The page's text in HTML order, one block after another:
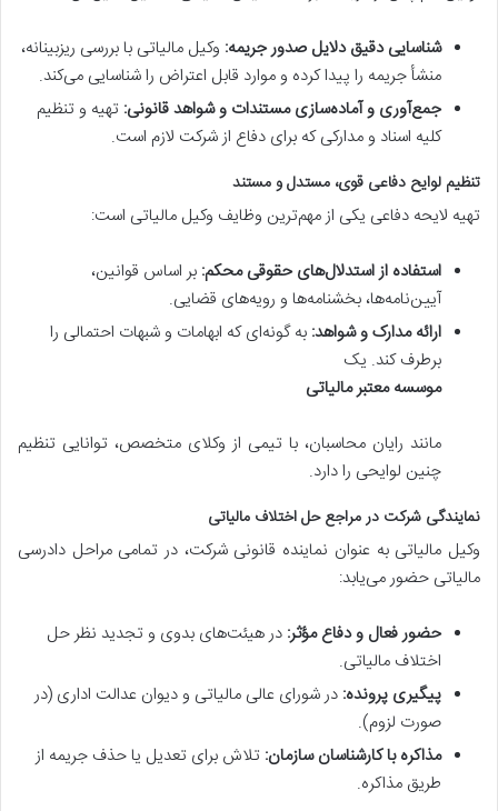
شناسایی دقیق دلایل صدور جریمه: وکیل مالیاتی با بررسی ریزبینانه،
منشأ جریمه را پیدا کرده و موارد قابل اعتراض را شناسایی می‌کند.
جمع‌آوری و آماده‌سازی مستندات و شواهد قانونی: تهیه و تنظیم
کلیه اسناد و مدارکی که برای دفاع از شرکت لازم است.
تنظیم لوایح دفاعی قوی، مستدل و مستند
تهیه لایحه دفاعی یکی از مهم‌ترین وظایف وکیل مالیاتی است:
استفاده از استدلال‌های حقوقی محکم: بر اساس قوانین،
آیین‌نامه‌ها، بخشنامه‌ها و رویه‌های قضایی.
ارائه مدارک و شواهد: به گونه‌ای که ابهامات و شبهات احتمالی را
برطرف کند. یک
موسسه معتبر مالیاتی
مانند رایان محاسبان، با تیمی از وکلای متخصص، توانایی تنظیم
چنین لوایحی را دارد.
نمایندگی شرکت در مراجع حل اختلاف مالیاتی
وکیل مالیاتی به عنوان نماینده قانونی شرکت، در تمامی مراحل دادرسی
مالیاتی حضور می‌یابد:
حضور فعال و دفاع مؤثر: در هیئت‌های بدوی و تجدید نظر حل
اختلاف مالیاتی.
پیگیری پرونده: در شورای عالی مالیاتی و دیوان عدالت اداری (در
صورت لزوم).
مذاکره با کارشناسان سازمان: تلاش برای تعدیل یا حذف جریمه از
طریق مذاکره.